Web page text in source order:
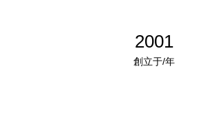
2001
創立于/年